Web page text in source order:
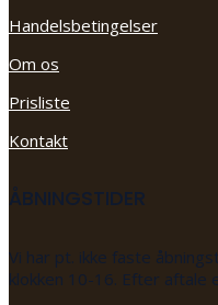
Handelsbetingelser
Om os
Prisliste
Kontakt
ÅBNINGSTIDER
Vi har pt. ikke faste
klokken 10-16. Efter aftale